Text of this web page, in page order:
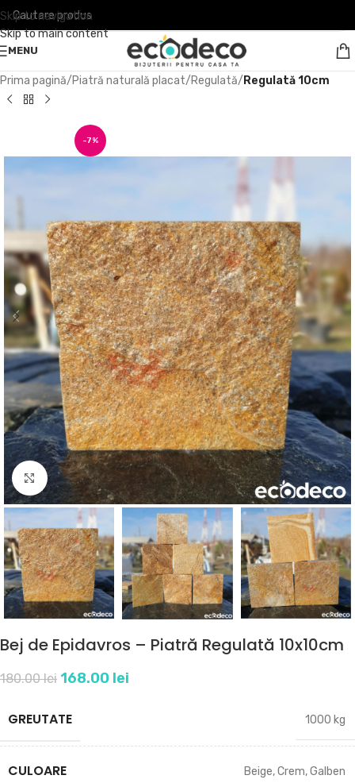
Skip to navigation
Skip to main content
MENU
Prima pagină Piatră naturală placat Regulată Regulată 10cm
-7%
Click to enlarge
Bej de Epidavros – Piatră Regulată 10x10cm
180.00lei 168.00 lei
GREUTATE 1000 kg
CULOARE Beige,Crem,Galben